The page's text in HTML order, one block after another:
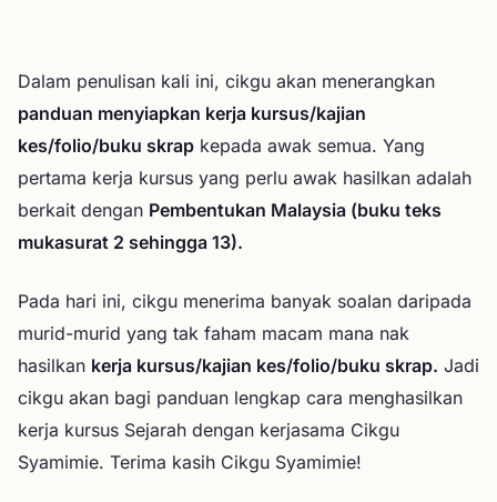
10. Lampiran
Dalam penulisan kali ini, cikgu akan menerangkan
panduan menyiapkan kerja kursus/kajian
kes/folio/buku skrap kepada awak semua. Yang
pertama kerja kursus yang perlu awak hasilkan adalah
berkait dengan Pembentukan Malaysia (buku teks
mukasurat 2 sehingga 13).
Pada hari ini, cikgu menerima banyak soalan daripada
murid-murid yang tak faham macam mana nak
hasilkan kerja kursus/kajian kes/folio/buku skrap. Jadi
cikgu akan bagi panduan lengkap cara menghasilkan
kerja kursus Sejarah dengan kerjasama Cikgu
Syamimie. Terima kasih Cikgu Syamimie!